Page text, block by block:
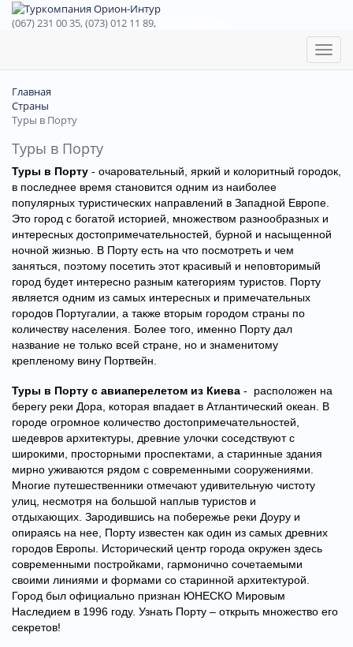
(067) 231 00 35, (073) 012 11 89,
Toggle
Главная
Страны
Туры в Порту
Туры в Порту
Туры в Порту - очаровательный, яркий и колоритный городок,
в последнее время становится одним из наиболее
популярных туристических направлений в Западной Европе.
Это город с богатой историей, множеством разнообразных и
интересных достопримечательностей, бурной и насыщенной
ночной жизнью. В Порту есть на что посмотреть и чем
заняться, поэтому посетить этот красивый и неповторимый
город будет интересно разным категориям туристов. Порту
является одним из самых интересных и примечательных
городов Португалии, а также вторым городом страны по
количеству населения. Более того, именно Порту дал
название не только всей стране, но и знаменитому
крепленому вину Портвейн.
Туры в Порту с авиаперелетом из Киева - расположен на
берегу реки Дора, которая впадает в Атлантический океан. В
городе огромное количество достопримечательностей,
шедевров архитектуры, древние улочки соседствуют с
широкими, просторными проспектами, а старинные здания
мирно уживаются рядом с современными сооружениями.
Многие путешественники отмечают удивительную чистоту
улиц, несмотря на большой наплыв туристов и
отдыхающих. Зародившись на побережье реки Доуру и
опираясь на нее, Порту известен как один из самых древних
городов Европы. Исторический центр города окружен здесь
современными постройками, гармонично сочетаемыми
своими линиями и формами со старинной архитектурой.
Город был официально признан ЮНЕСКО Мировым
Наследием в 1996 году. Узнать Порту – открыть множество его
секретов!